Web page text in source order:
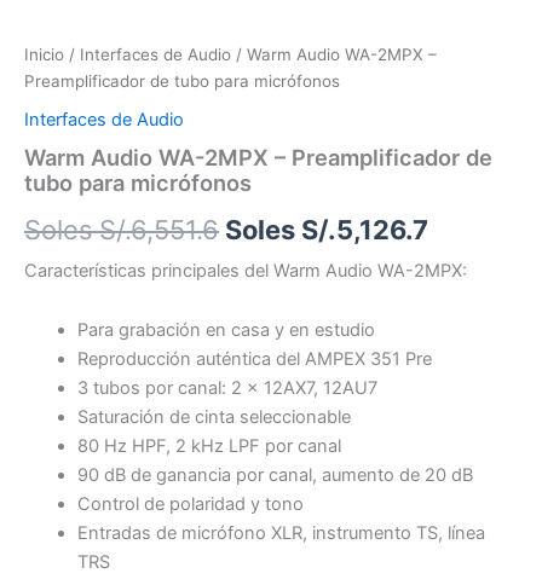
Inicio / Interfaces de Audio / Warm Audio WA-2MPX –
Preamplificador de tubo para micrófonos
Interfaces de Audio
Warm Audio WA-2MPX – Preamplificador de
tubo para micrófonos
Soles S/.6,551.6 Soles S/.5,126.7
Características principales del Warm Audio WA-2MPX:
Para grabación en casa y en estudio
Reproducción auténtica del AMPEX 351 Pre
3 tubos por canal: 2 x 12AX7, 12AU7
Saturación de cinta seleccionable
80 Hz HPF, 2 kHz LPF por canal
90 dB de ganancia por canal, aumento de 20 dB
Control de polaridad y tono
Entradas de micrófono XLR, instrumento TS, línea
TRS